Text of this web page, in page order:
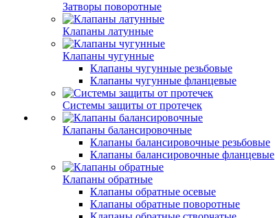
Затворы поворотные
Клапаны латунные
Клапаны чугунные
Клапаны чугунные резьбовые
Клапаны чугунные фланцевые
Системы защиты от протечек
Клапаны балансировочные
Клапаны балансировочные резьбовые
Клапаны балансировочные фланцевые
Клапаны обратные
Клапаны обратные осевые
Клапаны обратные поворотные